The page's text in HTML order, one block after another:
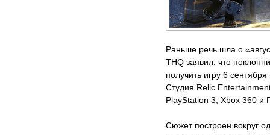
Раньше речь шла о
THQ заявил, что
получить игру 6
Студия Relic
PlayStation 3, Xbox 360 и
Сюжет построен вокруг